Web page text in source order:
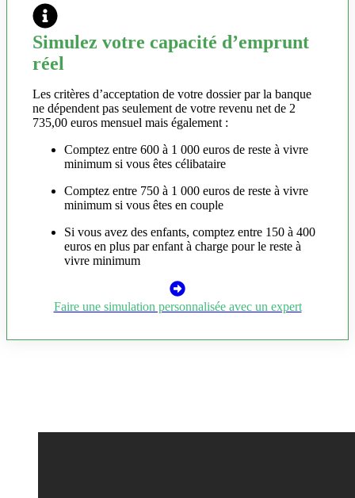
Simulez votre capacité d’emprunt
réel
Les critères d’acceptation de votre dossier par la banque
ne dépendent pas seulement de votre revenu net de 2
735,00 euros mensuel mais également :
Comptez entre 600 à 1 000 euros de reste à vivre
minimum si vous êtes célibataire
Comptez entre 750 à 1 000 euros de reste à vivre
minimum si vous êtes en couple
Si vous avez des enfants, comptez entre 150 à 400
euros en plus par enfant à charge pour le reste à
vivre minimum
Faire une simulation personnalisée avec un expert